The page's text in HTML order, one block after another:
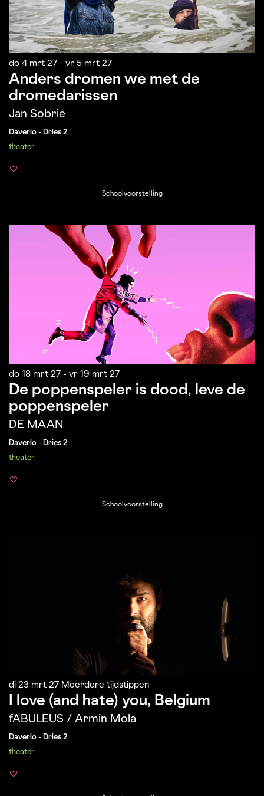
Anders dromen we met de
dromedarissen
Jan Sobrie
do 4 mrt 27 - vr 5 mrt 27
Daverlo - Dries 2
theater
Schoolvoorstelling
De poppenspeler is dood, leve de
poppenspeler
DE MAAN
do 18 mrt 27 - vr 19 mrt 27
Daverlo - Dries 2
theater
Schoolvoorstelling
I love (and hate) you, Belgium
fABULEUS / Armin Mola
di 23 mrt 27 Meerdere tijdstippen
Daverlo - Dries 2
theater